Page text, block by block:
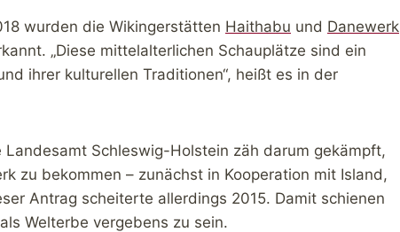
wurden die Wikingerstätten Haithabu und Danewerk
„Diese mittelalterlichen Schauplätze sind ein
ihrer kulturellen Traditionen“, heißt es in der
Schleswig-Holstein zäh darum gekämpft,
zu bekommen – zunächst in Kooperation mit Island,
Antrag scheiterte allerdings 2015. Damit schienen
Welterbe vergebens zu sein.